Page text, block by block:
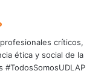
críticos,
ética y social de la